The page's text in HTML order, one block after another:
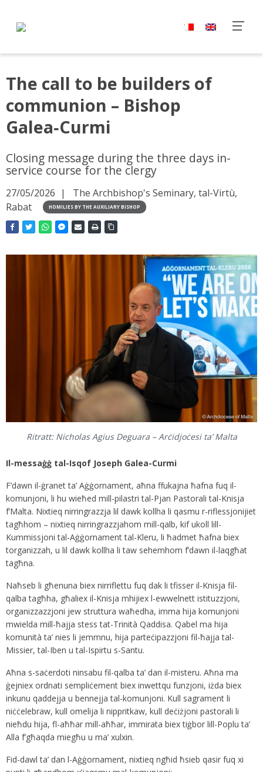
The call to be builders of
communion – Bishop
Galea‑Curmi
Closing message during the three days in-
service course for the clergy
27/05/2026
The Archbishop's Seminary, tal-Virtù,
Rabat
HOMILIES BY THE AUXILIARY BISHOP
Ritratt: Nicholas Agius Deguara – Arċidjoċesi ta’ Malta
Il-messaġġ tal-Isqof Joseph Galea-Curmi
F’dawn il-ġranet ta’ Aġġornament, aħna ffukajna ħafna fuq il-
komunjoni, li hu wieħed mill-pilastri tal-Pjan Pastorali tal-Knisja
f’Malta. Nixtieq nirringrazzja lil dawk kollha li qasmu r-riflessjonijiet
tagħhom – nixtieq nirringrazzjahom mill-qalb, kif ukoll lill-
Kummissjoni tal-Aġġornament tal-Kleru, li ħadmet ħafna biex
torganizzah, u lil dawk kollha li taw sehemhom f’dawn il-laqgħat
tagħna.
Naħseb li għenuna biex nirriflettu fuq dak li tfisser il-Knisja fil-
qalba tagħha, għaliex il-Knisja mhijiex l-ewwelnett istituzzjoni,
organizzazzjoni jew struttura waħedha, imma hija komunjoni
mwielda mill-ħajja stess tat-Trinità Qaddisa. Qabel ma hija
komunità ta’ nies li jemmnu, hija parteċipazzjoni fil-ħajja tal-
Missier, tal-Iben u tal-Ispirtu s-Santu.
Aħna s-saċerdoti ninsabu fil-qalba ta’ dan il-misteru. Aħna ma
ġejniex ordnati sempliċement biex inwettqu funzjoni, iżda biex
inkunu qaddejja u bennejja tal-komunjoni. Kull sagrament li
niċċelebraw, kull omelija li nippritkaw, kull deċiżjoni pastorali li
nieħdu hija, fl-aħħar mill-aħħar, immirata biex tiġbor lill-Poplu ta’
Alla f’għaqda miegħu u ma’ xulxin.
Fid-dawl ta’ dan l-Aġġornament, nixtieq ngħid ħsieb qasir fuq xi